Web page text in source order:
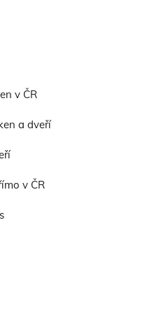
v ČR
a dveří
v ČR